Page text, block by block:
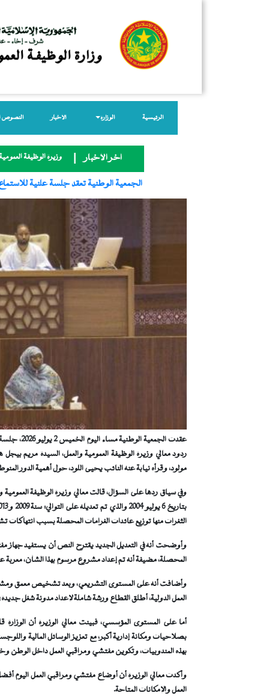
الرئيسية الوزارة الأخبار النصوص
آخر الأخبار وزيرة الوظيفة
الجمعية الوطنية تعقد جلسة علنية
عقدت
ردود معالي وزيرة الوظيفة العمومية والعمل، السيدة مريم
مولود، وقرأه نيابة عنه النائب يحيى اللود، حول أهمية الدور
الثغرات منها توزيع عائدات الغرامات المحصلة بسبب انتهاكات
وأوضحت أنه في التعديل الجديد يقترح النص أن يستفيد جهاز
المحصلة، مضيفة أنه تم إعداد مشروع مرسوم بهذا الشأن، معربة عن
وأضافت أنه على المستوى التشريعي، وبعد تشخيص معمق
العمل الدولية، أطلق القطاع ورشة شاملة لإعداد مدونة شغل جديدة
أما على المستوى المؤسسي، فبينت معالي الوزيرة أن
بصلاحيات ومكانة إدارية أكبر، مع تعزيز الوسائل المالية
بهذه المندوبيات، وتكوين مفتشي ومراقبي العمل داخل الوطن
وأكدت معالي الوزيرة أن أوضاع مفتشي ومراقبي العمل اليوم
العمل والإمكانات المتاحة.